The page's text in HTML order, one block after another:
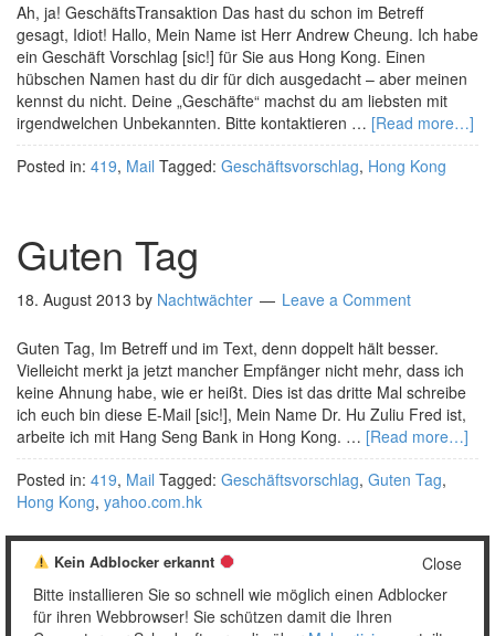
Ah, ja! GeschäftsTransaktion Das hast du schon im Betreff
gesagt, Idiot! Hallo, Mein Name ist Herr Andrew Cheung. Ich habe
ein Geschäft Vorschlag [sic!] für Sie aus Hong Kong. Einen
hübschen Namen hast du dir für dich ausgedacht – aber meinen
kennst du nicht. Deine „Geschäfte“ machst du am liebsten mit
irgendwelchen Unbekannten. Bitte kontaktieren … [Read more…]
Posted in: 419, Mail Tagged: Geschäftsvorschlag, Hong Kong
Guten Tag
18. August 2013 by Nachtwächter Leave a Comment
Guten Tag, Im Betreff und im Text, denn doppelt hält besser.
Vielleicht merkt ja jetzt mancher Empfänger nicht mehr, dass ich
keine Ahnung habe, wie er heißt. Dies ist das dritte Mal schreibe
ich euch bin diese E-Mail [sic!], Mein Name Dr. Hu Zuliu Fred ist,
arbeite ich mit Hang Seng Bank in Hong Kong. … [Read more…]
Posted in: 419, Mail Tagged: Geschäftsvorschlag, Guten Tag,
Hong Kong, yahoo.com.hk
1 2 … 4 Weiter »
Close
Kein Adblocker erkannt
Bitte installieren Sie so schnell wie möglich einen Adblocker
für ihren Webbrowser! Sie schützen damit die Ihren